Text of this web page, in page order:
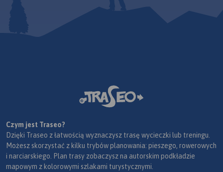
Czym jest Traseo?
Dzięki Traseo z łatwością wyznaczysz trasę wycieczki lub treningu.
Możesz skorzystać z kilku trybów planowania: pieszego, rowerowych
i narciarskiego. Plan trasy zobaczysz na autorskim podkładzie
mapowym z kolorowymi szlakami turystycznymi.